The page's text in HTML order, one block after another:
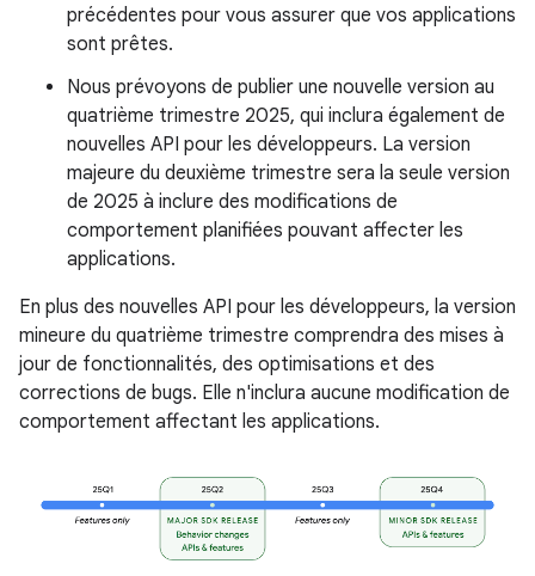
précédentes pour vous assurer que vos applications
sont prêtes.
Nous prévoyons de publier une nouvelle version au
quatrième trimestre 2025, qui inclura également de
nouvelles API pour les développeurs. La version
majeure du deuxième trimestre sera la seule version
de 2025 à inclure des modifications de
comportement planifiées pouvant affecter les
applications.
En plus des nouvelles API pour les développeurs, la version
mineure du quatrième trimestre comprendra des mises à
jour de fonctionnalités, des optimisations et des
corrections de bugs. Elle n'inclura aucune modification de
comportement affectant les applications.